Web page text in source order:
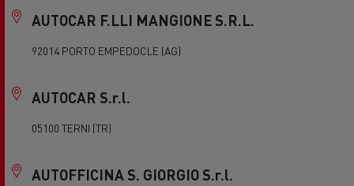
AUTOCAR F.LLI MANGIONE S.R.L.
92014 PORTO EMPEDOCLE (AG)
AUTOCAR S.r.l.
05100 TERNI (TR)
AUTOFFICINA S. GIORGIO S.r.l.